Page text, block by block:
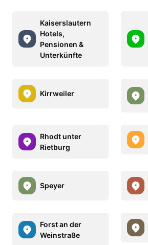
Kaiserslautern
Hotels,
Pensionen &
Unterkünfte
Kirrweiler
Rhodt unter
Rietburg
Speyer
Forst an der
Weinstraße